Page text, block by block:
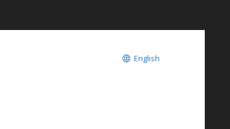
English